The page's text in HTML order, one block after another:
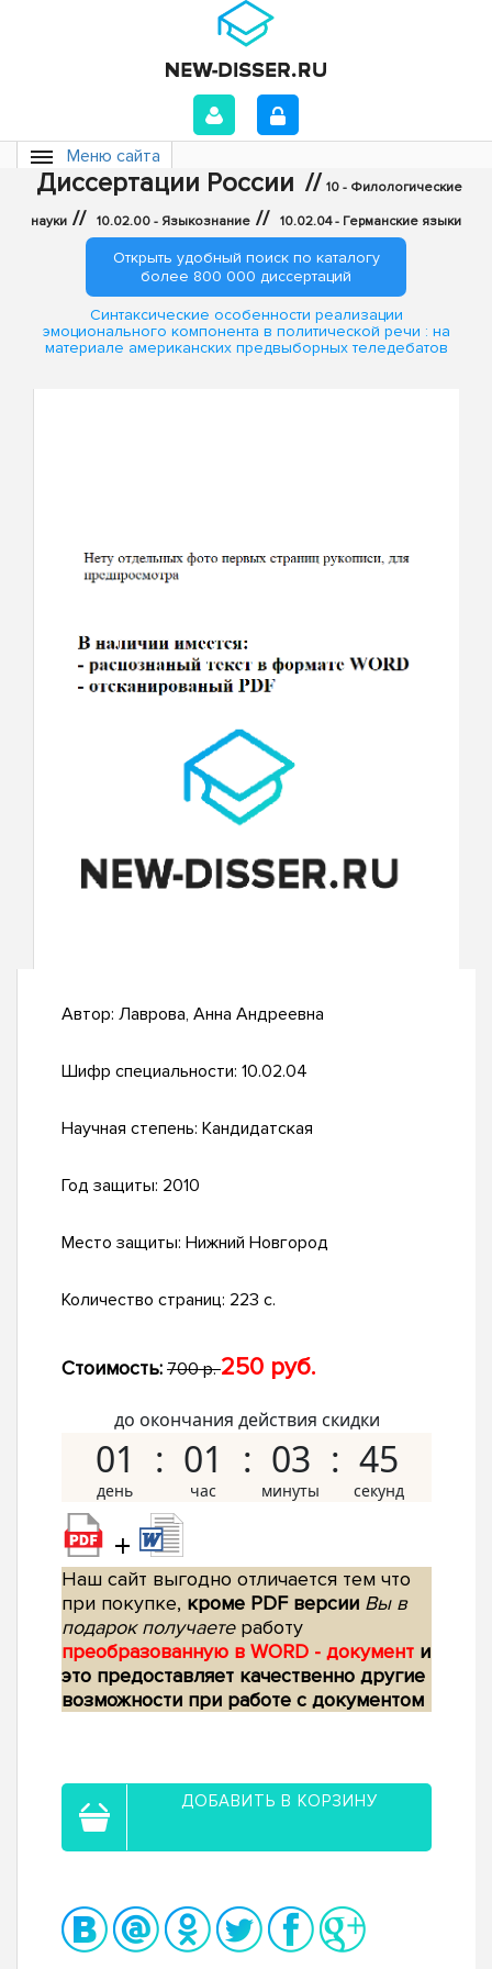
Меню сайта
Диссертации России // 10 - Филологические
науки // 10.02.00 - Языкознание // 10.02.04 - Германские языки
Открыть удобный поиск по каталогу
более 800 000 диссертаций
Синтаксические особенности реализации
эмоционального компонента в политической речи : на
материале американских предвыборных теледебатов
Автор: Лаврова, Анна Андреевна
Шифр специальности: 10.02.04
Научная степень: Кандидатская
Год защиты: 2010
Место защиты: Нижний Новгород
Количество страниц: 223 с.
Стоимость: 700 р.250 руб.
до окончания действия скидки
01 01 03 44
+
Наш сайт выгодно отличается тем что
при покупке, кроме PDF версии Вы в
подарок получаетеработу
преобразованную в WORD - документ и
это предоставляет качественно другие
возможности при работе с документом
ДОБАВИТЬ В КОРЗИНУ